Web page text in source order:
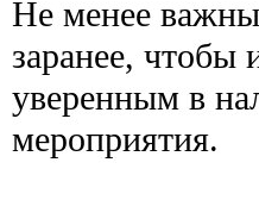
Не менее
заранее, чтобы
уверенным в
мероприятия.